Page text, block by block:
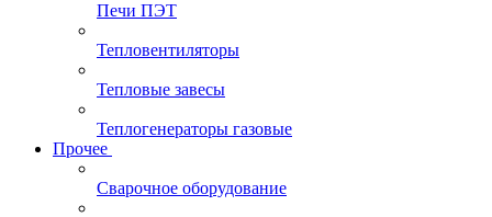
Печи ПЭТ
Тепловентиляторы
Тепловые завесы
Теплогенераторы газовые
Прочее
Сварочное оборудование